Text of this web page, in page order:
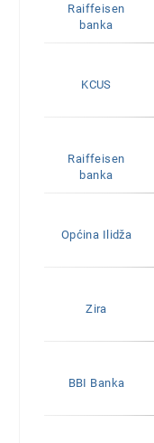
Raiffeisen
banka
KCUS
Raiffeisen
banka
Općina Ilidža
Zira
BBI Banka